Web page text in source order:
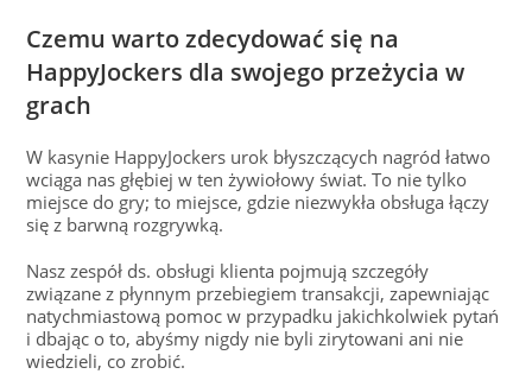
Czemu warto zdecydować się na
HappyJockers dla swojego przeżycia w
grach
W kasynie HappyJockers urok błyszczących nagród łatwo
wciąga nas głębiej w ten żywiołowy świat. To nie tylko
miejsce do gry; to miejsce, gdzie niezwykła obsługa łączy
się z barwną rozgrywką.
Nasz zespół ds. obsługi klienta pojmują szczegóły
związane z płynnym przebiegiem transakcji, zapewniając
natychmiastową pomoc w przypadku jakichkolwiek pytań
i dbając o to, abyśmy nigdy nie byli zirytowani ani nie
wiedzieli, co zrobić.